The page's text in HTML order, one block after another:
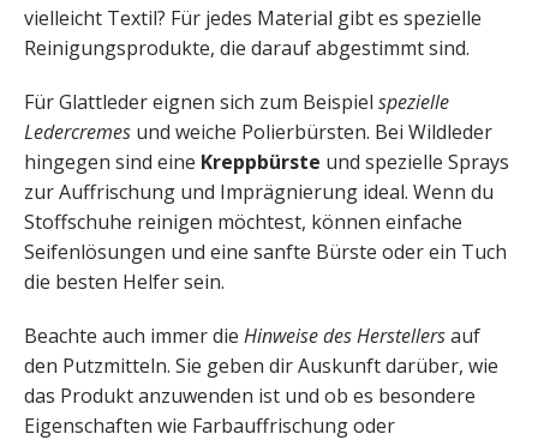
vielleicht Textil? Für jedes Material gibt es spezielle
Reinigungsprodukte, die darauf abgestimmt sind.
Für Glattleder eignen sich zum Beispiel spezielle
Ledercremes und weiche Polierbürsten. Bei Wildleder
hingegen sind eine Kreppbürste und spezielle Sprays
zur Auffrischung und Imprägnierung ideal. Wenn du
Stoffschuhe reinigen möchtest, können einfache
Seifenlösungen und eine sanfte Bürste oder ein Tuch
die besten Helfer sein.
Beachte auch immer die Hinweise des Herstellersauf
den Putzmitteln. Sie geben dir Auskunft darüber, wie
das Produkt anzuwenden ist und ob es besondere
Eigenschaften wie Farbauffrischung oder